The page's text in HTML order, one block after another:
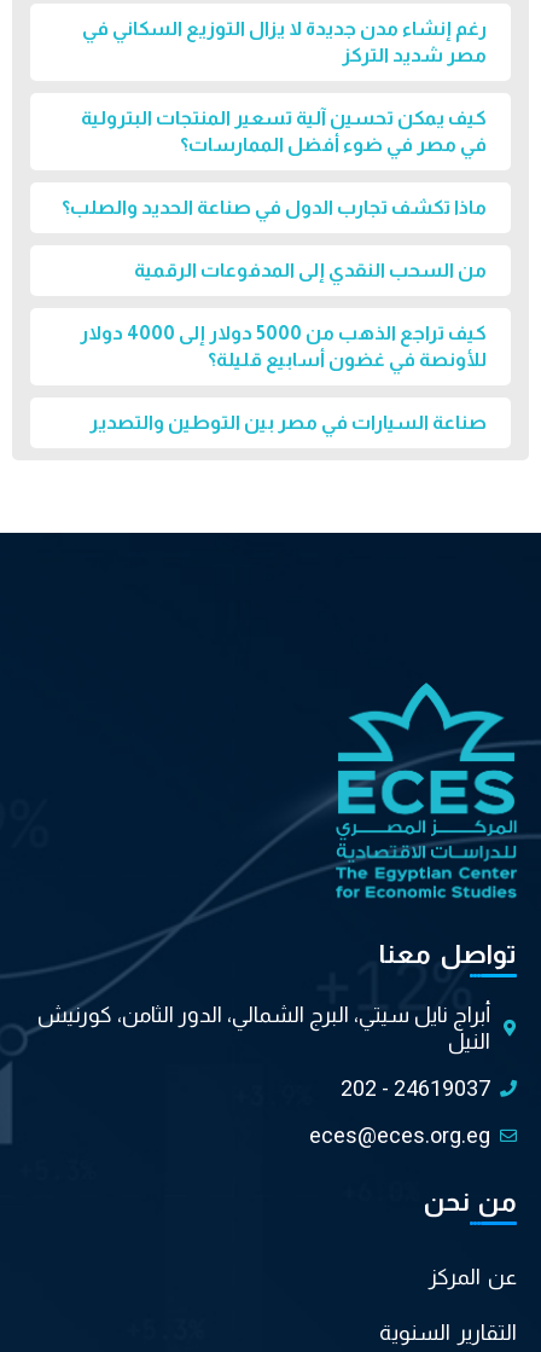
رغم إنشاء مدن جديدة لا يزال التوزيع السكاني في
مصر شديد التركز
كيف يمكن تحسين آلية تسعير المنتجات البترولية
في مصر في ضوء أفضل الممارسات؟
ماذا تكشف تجارب الدول في صناعة الحديد والصلب؟
من السحب النقدي إلى المدفوعات الرقمية
كيف تراجع الذهب من 5000 دولار إلى 4000 دولار
للأونصة في غضون أسابيع قليلة؟
صناعة السيارات في مصر بين التوطين والتصدير
تواصل معنا
أبراج نايل سيتي، البرج الشمالي، الدور الثامن، كورنيش
النيل
202 - 24619037
eces@eces.org.eg
من نحن
عن المركز
التقارير السنوية